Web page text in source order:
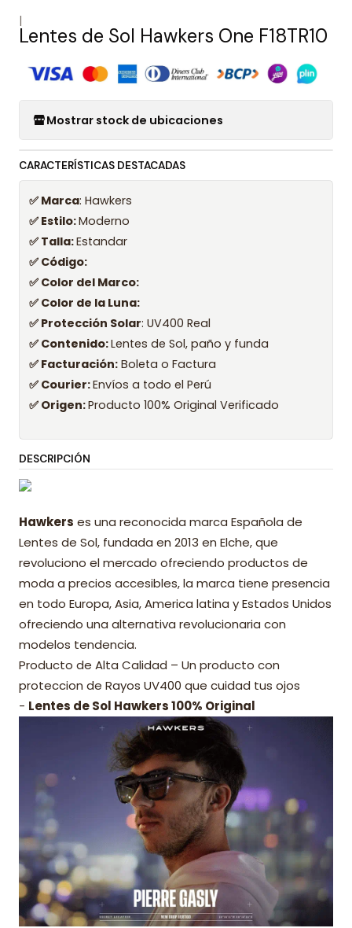
|
Lentes de Sol Hawkers One F18TR10
Mostrar stock de ubicaciones
CARACTERÍSTICAS DESTACADAS
✅ Marca: Hawkers
✅ Estilo:Moderno
✅ Talla:Estandar
✅ Código:
✅ Color del Marco:
✅ Color de la Luna:
✅ Protección Solar: UV400 Real
✅ Contenido:Lentes de Sol, paño y funda
✅ Facturación: Boleta o Factura
✅ Courier:Envíos a todo el Perú
✅ Origen:Producto 100% Original Verificado
DESCRIPCIÓN
Hawkers es una reconocida marca Española de
Lentes de Sol, fundada en 2013 en Elche, que
revoluciono el mercado ofreciendo productos de
moda a precios accesibles, la marca tiene presencia
en todo Europa, Asia, America latina y Estados Unidos
ofreciendo una alternativa revolucionaria con
modelos tendencia.
Producto de Alta Calidad – Un producto con
proteccion de Rayos UV400 que cuidad tus ojos
- Lentes de Sol Hawkers 100% Original